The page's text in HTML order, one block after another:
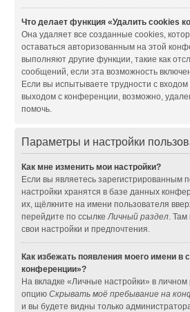
Что делает функция «Удалить cookies
Она удаляет все созданные cookies,
оставаться авторизованным на этой
выполняют другие функции, такие как
сообщений, если эта возможность
Если вы испытываете трудности с
выходом с конференции, возможно,
помочь.
Параметры и настройки
Как мне изменить мои настройки?
Если вы являетесь зарегистрированным
настройки хранятся в базе данных
их, щёлкните на имени пользователя
перейдите по ссылкеЛичный раздел. Там
свои настройки и предпочтения.
Как избежать появления моего имени в
конференции»?
На вкладке «Личные настройки» в
опциюСкрывать моё пребывание на
и вы будете видны только